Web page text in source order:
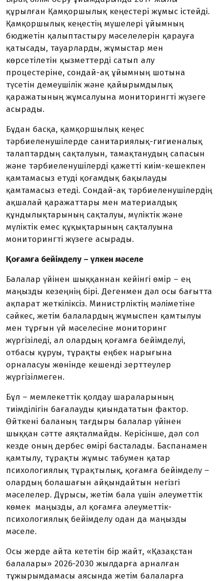
құрылған Қамқоршылық кеңестері жұмыс істейді.
Қамқоршылық кеңестің мүшелері ұйымның
бюджетін қалыптастыру мәселелерін қарауға
қатысады, тауарларды, жұмыстар мен
көрсетілетін қызметтерді сатып алу
процестеріне, сондай-ақ ұйым­ның шотына
түсетін демеушілік және қайырымдылық
қаражатының жұмсалуына мониторингті жүзеге
асырады.
Бұдан басқа, қамқоршылық кеңес
тәрбиеленушілерде санитариялық-ги­гиеналық
талаптардың сақталуын, та­мақтанудың сапасын
және тәрбиелену­шілерді қажетті киім-кешекпен
қамтамасыз етуді қоғамдық бақылауды
қамтамасыз етеді. Сондай-ақ тәрбиеленушілердің
ақшалай қаражаттары мен материалдық
құндылықтарының сақталуы, мүліктік және
мүліктік емес құқықтарының сақ­талуына
мониторингті жүзеге асырады.
Қоғамға бейімделу – үлкен мәселе
Балалар үйінен шыққаннан кейінгі өмір – ең
маңызды кезеңнің бірі. Дегенмен дәл осы бағытта
ақпарат жеткіліксіз. Министрліктің мәліметіне
сәйкес, жетім балалардың жұмыспен қамтылуы
мен тұрғын үй мәселесіне мониторинг
жүргізіледі, ал олардың қоғамға бейімделуі,
отбасы құруы, тұрақты еңбек нарығына
орналасуы жөнінде кешенді зерттеулер
жүргізілмеген.
Бұл – мемлекеттік қолдау шараларының
тиімділігін бағалауды қиындататын фактор.
Өйткені баланың тағдыры балалар үйінен
шыққан сәтте аяқталмайды. Керісінше, дәл сол
кезде оның дербес өмірі басталады. Баспанамен
қамтылу, тұрақты жұмыс табумен қатар
психологиялық тұрақтылық, қоғамға бейімделу –
олардың болашағын айқындайтын негізгі
мәселелер. Дұрысы, жетім бала үшін әлеуметтік
көмек маңызды, ал қоғамға әлеуметтік-
психологиялық бейімделу одан да маңызды
мәселе.
Осы жерде айта кететін бір жайт, «Қазақстан
балалары» 2026-2030 жылдар­ға арналған
тұжырымдамасы аясында жетім балаларға